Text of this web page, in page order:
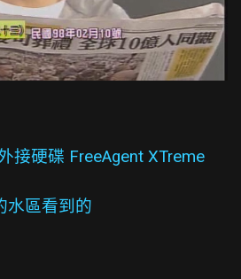
接硬碟 FreeAgent XTreme
水區看到的